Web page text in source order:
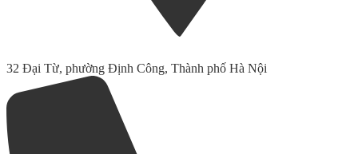
32 Đại Từ, phường Định Công, Thành phố Hà Nội